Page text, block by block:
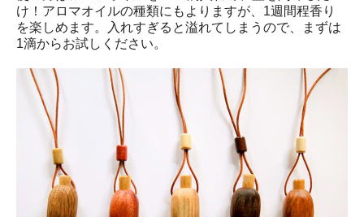
け！アロマオイルの種類にもよりますが、1週間程香り
を楽しめます。入れすぎると溢れてしまうので、まずは
1滴からお試しください。